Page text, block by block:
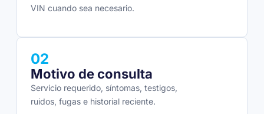
VIN cuando sea necesario.
02
Motivo de consulta
Servicio requerido, síntomas, testigos,
ruidos, fugas e historial reciente.